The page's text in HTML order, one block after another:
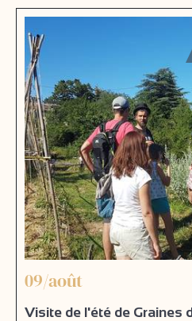
09/août
Visite de l'été de Graines